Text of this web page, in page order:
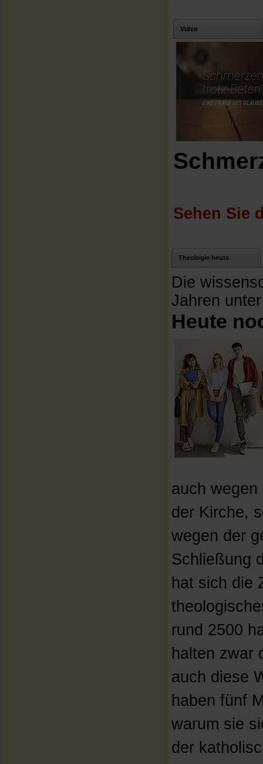
Video
Sehen Sie
Theologie heute
Die
Jahren
Heute
auch
der Kirche,
wegen der
Schließung
hat sich die
rund 2500
halten zwar
auch diese
haben fünf
warum sie
der